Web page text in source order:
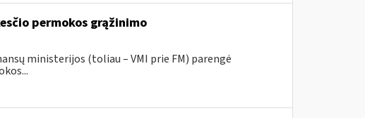
permokos grąžinimo
ministerijos (toliau – VMI prie FM) parengė